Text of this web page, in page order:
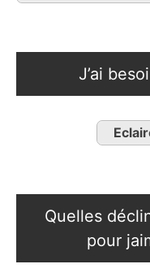
J’ai
Quelles
pour